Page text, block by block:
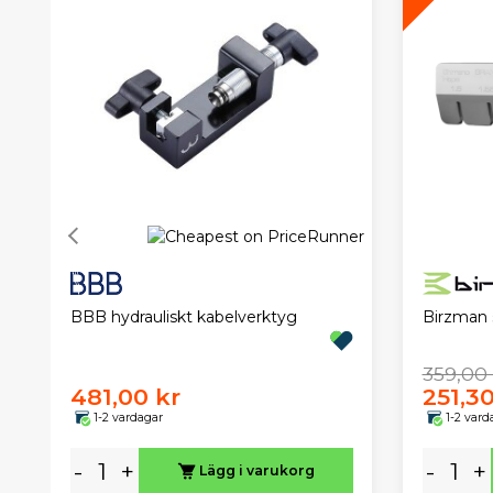
BBB hydrauliskt kabelverktyg
481,00 kr
1-2 vardagar
- + Lägg i varukorg
359,00
1-2
- +